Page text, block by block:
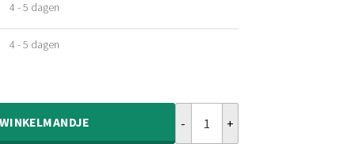
4 - 5 dagen
4 - 5 dagen
WINKELMANDJE